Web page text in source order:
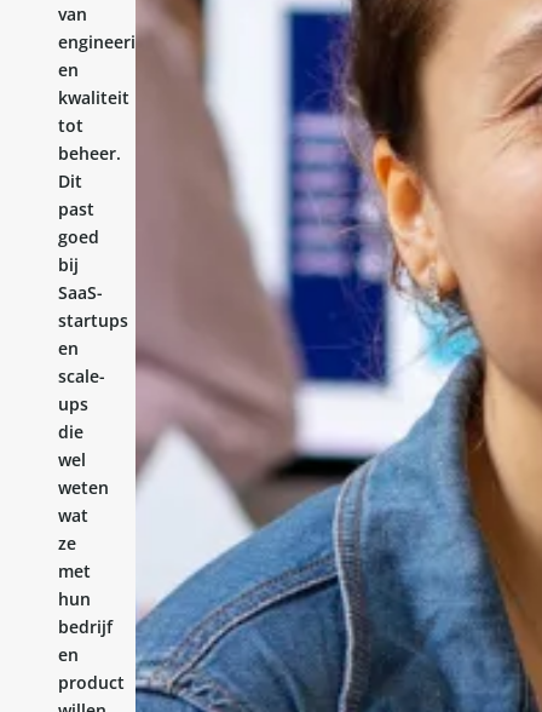
van
engineering
en
kwaliteit
tot
beheer.
Dit
past
goed
bij
SaaS-
startups
en
scale-
ups
die
wel
weten
wat
ze
met
hun
bedrijf
en
product